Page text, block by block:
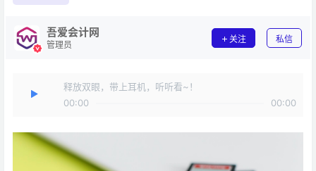
吾爱会计网
管理员
关注 私信
释放双眼，带上耳机，听听看~！
00:00
00:00